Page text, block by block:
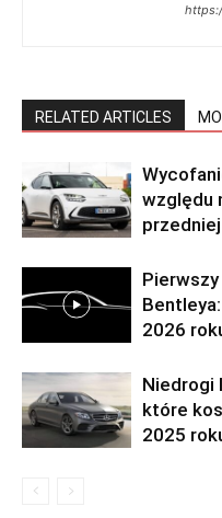
RELATED ARTICLES
względu
2026
Niedrogi
które
2025